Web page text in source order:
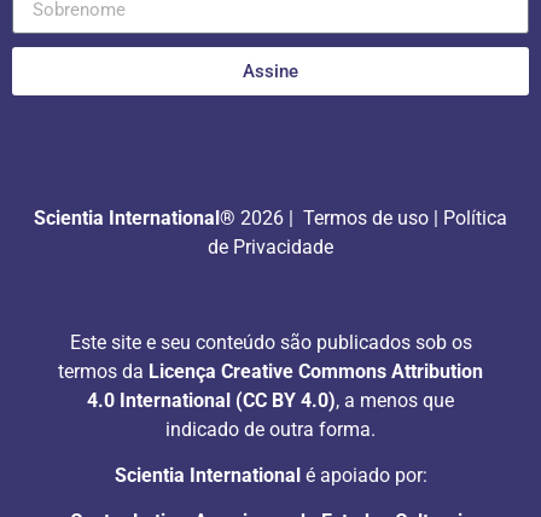
Assine
Scientia International® 2026 | Termos de uso | Política
de Privacidade
Este site e seu conteúdo são publicados sob os
termos da Licença Creative Commons Attribution
4.0 International (CC BY 4.0), a menos que
indicado de outra forma.
Scientia Internationalé apoiado por: